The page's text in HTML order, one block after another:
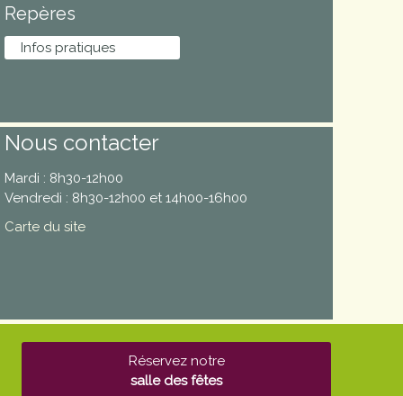
Repères
Infos pratiques
Nous contacter
Mardi : 8h30-12h00
Vendredi : 8h30-12h00 et 14h00-16h00
Carte du site
Réservez notre
salle des fêtes